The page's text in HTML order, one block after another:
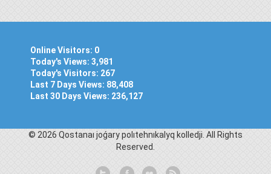
Online Visitors: 0
Today's Views: 3,981
Today's Visitors: 267
Last 7 Days Views: 88,408
Last 30 Days Views: 236,127
© 2026 Qostanaı joǵary polıtehnıkalyq kolledjі. All Rights
Reserved.